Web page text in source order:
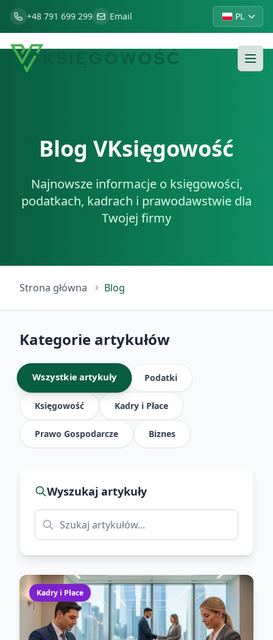
+48 791 699 299 Email PL
Blog VKsięgowość
Najnowsze informacje o księgowości,
podatkach, kadrach i prawodawstwie dla
Twojej firmy
Strona główna Blog
Kategorie artykułów
Wszystkie artykuły Podatki
Księgowość Kadry i Płace
Prawo Gospodarcze Biznes
Wyszukaj artykuły
Kadry i Płace